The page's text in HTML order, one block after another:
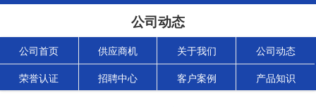
公司动态
公司首页 供应商机 关于我们 公司动态
荣誉认证 招聘中心 客户案例 产品知识